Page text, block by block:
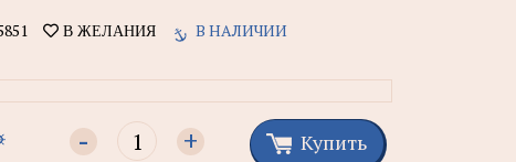
В ЖЕЛАНИЯ В НАЛИЧИИ
- + Купить